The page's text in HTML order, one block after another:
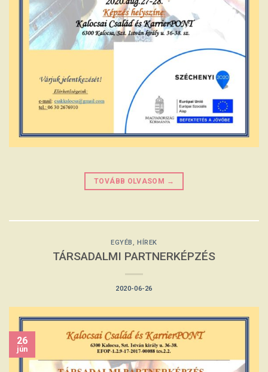
TOVÁBB OLVASOM →
EGYÉB, HÍREK
TÁRSADALMI PARTNERKÉPZÉS
2020-06-26
26
jún